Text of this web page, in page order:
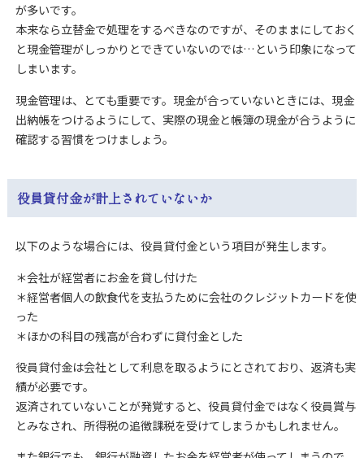
が多いです。
本来なら立替金で処理をするべきなのですが、そのままにしておく
と現金管理がしっかりとできていないのでは…という印象になって
しまいます。
現金管理は、とても重要です。現金が合っていないときには、現金
出納帳をつけるようにして、実際の現金と帳簿の現金が合うように
確認する習慣をつけましょう。
役員貸付金が計上されていないか
以下のような場合には、役員貸付金という項目が発生します。
＊会社が経営者にお金を貸し付けた
＊経営者個人の飲食代を支払うために会社のクレジットカードを使
った
＊ほかの科目の残高が合わずに貸付金とした
役員貸付金は会社として利息を取るようにとされており、返済も実
績が必要です。
返済されていないことが発覚すると、役員貸付金ではなく役員賞与
とみなされ、所得税の追徴課税を受けてしまうかもしれません。